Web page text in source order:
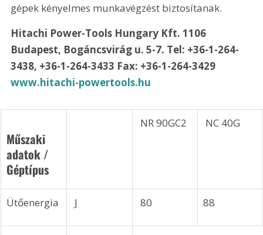
gépek kényelmes munkavégzést biztosítanak.
Hitachi Power-Tools Hungary Kft. 1106
Budapest, Bogáncsvirág u. 5-7. Tel: +36-1-264-
3438, +36-1-264-3433 Fax: +36-1-264-3429
www.hitachi-powertools.hu
Műszaki
adatok /
Géptípus
NR 90GC2 NC 40G
Ütőenergia J 80 88